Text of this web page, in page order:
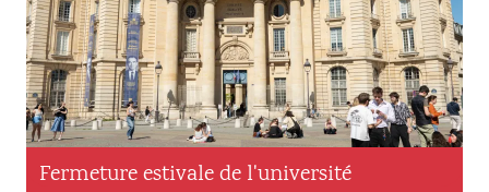
Fermeture estivale de l'université